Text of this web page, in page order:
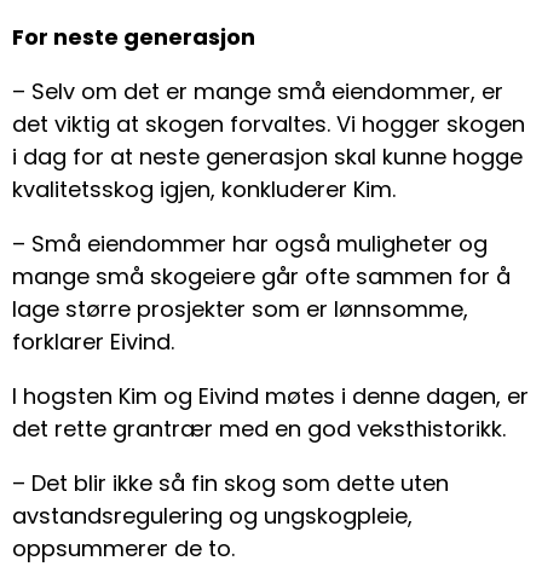
For neste generasjon
– Selv om det er mange små eiendommer, er
det viktig at skogen forvaltes. Vi hogger skogen
i dag for at neste generasjon skal kunne hogge
kvalitetsskog igjen, konkluderer Kim.
– Små eiendommer har også muligheter og
mange små skogeiere går ofte sammen for å
lage større prosjekter som er lønnsomme,
forklarer Eivind.
I hogsten Kim og Eivind møtes i denne dagen, er
det rette grantrær med en god veksthistorikk.
– Det blir ikke så fin skog som dette uten
avstandsregulering og ungskogpleie,
oppsummerer de to.